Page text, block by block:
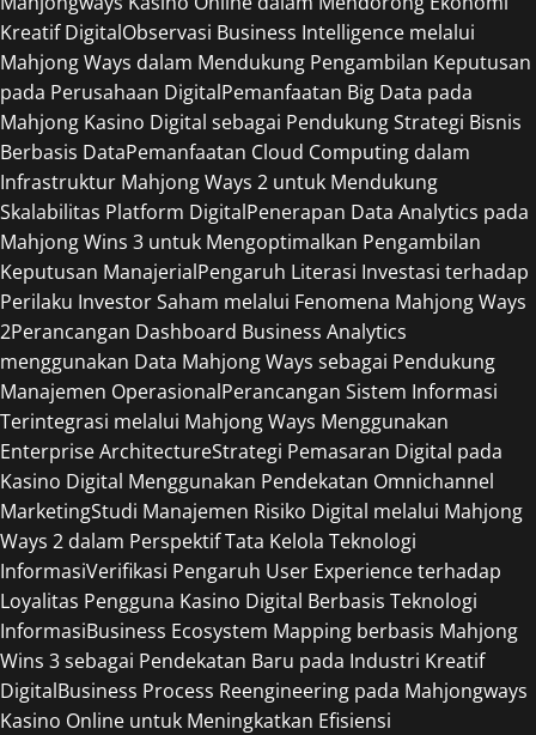
Kreatif DigitalObservasi Business Intelligence melalui
Mahjong Ways dalam Mendukung Pengambilan Keputusan
pada Perusahaan DigitalPemanfaatan Big Data pada
Mahjong Kasino Digital sebagai Pendukung Strategi Bisnis
Berbasis DataPemanfaatan Cloud Computing dalam
Infrastruktur Mahjong Ways 2 untuk Mendukung
Skalabilitas Platform DigitalPenerapan Data Analytics pada
Mahjong Wins 3 untuk Mengoptimalkan Pengambilan
Keputusan ManajerialPengaruh Literasi Investasi terhadap
Perilaku Investor Saham melalui Fenomena Mahjong Ways
2Perancangan Dashboard Business Analytics
menggunakan Data Mahjong Ways sebagai Pendukung
Manajemen OperasionalPerancangan Sistem Informasi
Terintegrasi melalui Mahjong Ways Menggunakan
Enterprise ArchitectureStrategi Pemasaran Digital pada
Kasino Digital Menggunakan Pendekatan Omnichannel
MarketingStudi Manajemen Risiko Digital melalui Mahjong
Ways 2 dalam Perspektif Tata Kelola Teknologi
InformasiVerifikasi Pengaruh User Experience terhadap
Loyalitas Pengguna Kasino Digital Berbasis Teknologi
InformasiBusiness Ecosystem Mapping berbasis Mahjong
Wins 3 sebagai Pendekatan Baru pada Industri Kreatif
DigitalBusiness Process Reengineering pada Mahjongways
Kasino Online untuk Meningkatkan Efisiensi